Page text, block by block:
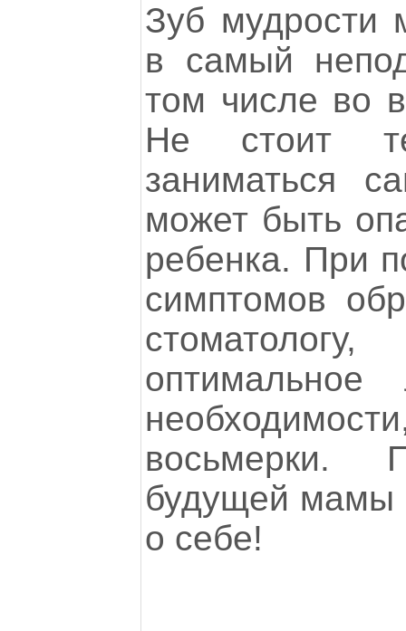
Зуб мудрости
в самый
том числе во
Не стоит
заниматься
может быть
ребенка. При
симптомов
восьмерки.
будущей мамы
о себе!